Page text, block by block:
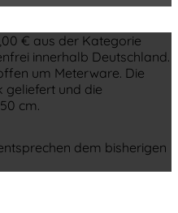
€ aus der Kategorie
innerhalb Deutschland.
um Meterware. Die
geliefert und die
cm.
dem bisherigen